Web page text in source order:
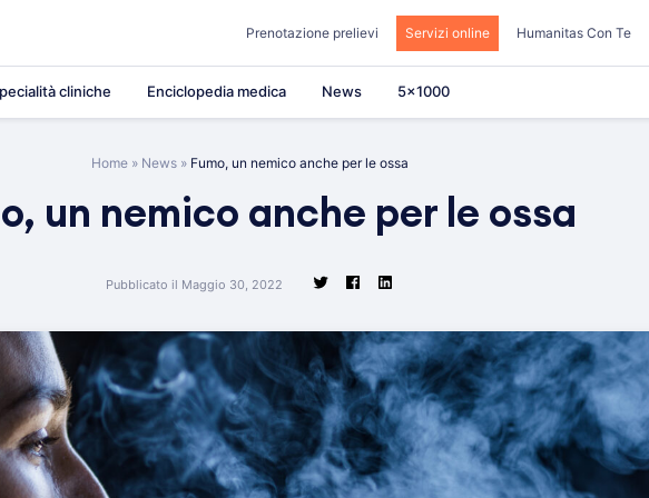
Prenotazione prelievi Servizi online Humanitas Con Te
cliniche Enciclopedia medica News 5×1000
Home» News» Fumo, un nemico anche per le ossa
un nemico anche per le ossa
Pubblicato il Maggio 30, 2022